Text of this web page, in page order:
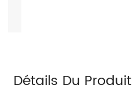
Détails Du Produit